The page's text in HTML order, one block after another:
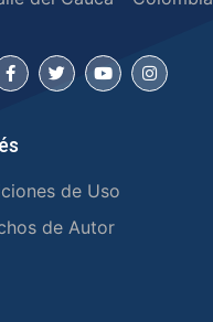
de Uso
de Autor